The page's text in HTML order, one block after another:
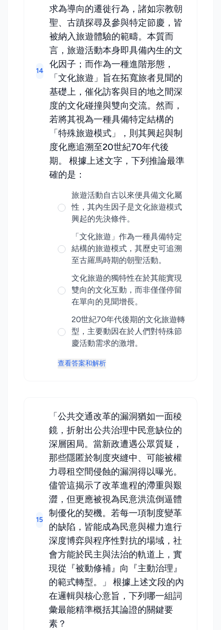
14
求為導向的遷徙行為，諸如宗教朝
聖、古蹟探尋及參與特定節慶，皆
被納入旅遊體驗的範疇。本質而
言，旅遊活動本身即具備內生的文
化因子；而作為一種進階形態，
「文化旅遊」旨在拓寬旅者見聞的
基礎上，催化訪客與目的地之間深
度的文化碰撞與雙向交流。然而，
若將其視為一種具備特定結構的
「特殊旅遊模式」，則其興起與制
度化應追溯至20世紀70年代後
期。 根據上述文字，下列推論最準
確的是：
旅遊活動自古以來便具備文化屬
性，其內生因子是文化旅遊模式
興起的先決條件。
「文化旅遊」作為一種具備特定
結構的旅遊模式，其歷史可追溯
至古羅馬時期的朝聖活動。
文化旅遊的獨特性在於其能實現
雙向的文化互動，而非僅僅停留
在單向的見聞增長。
20世紀70年代後期的文化旅遊轉
型，主要動因在於人們對特殊節
慶活動需求的激增。
查看答案和解析
15
「公共交通改革的漏洞猶如一面稜
鏡，折射出公共治理中民意缺位的
深層困局。當新政遭遇公眾質疑，
那些隱匿於制度夾縫中、可能被權
力尋租空間侵蝕的漏洞得以曝光。
儘管這揭示了改革進程的滯重與艱
澀，但更應被視為民意洪流倒逼體
制優化的契機。若每一項制度變革
的缺陷，皆能成為民意與權力進行
深度博弈與程序性對抗的場域，社
會方能於民主與法治的軌道上，實
現從『被動修補』向『主動治理』
的範式轉型。」 根據上述文段的內
在邏輯與核心意旨，下列哪一組詞
彙最能精準概括其論證的關鍵要
素？